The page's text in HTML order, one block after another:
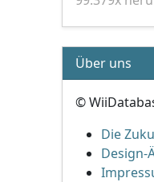
Über uns
©
Die
Design-